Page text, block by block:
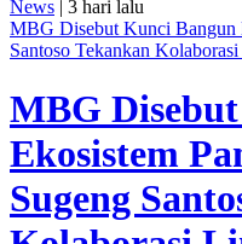
News | 3 hari lalu
MBG Disebut Kunci Bangun
Santoso Tekankan
MBG
Ekosistem
Sugeng